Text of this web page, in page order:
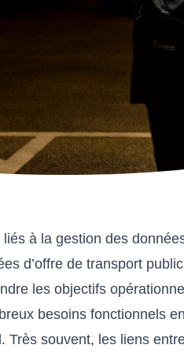
à la gestion des
d’offre de transport
les objectifs
besoins fonctionnels
Très souvent, les liens